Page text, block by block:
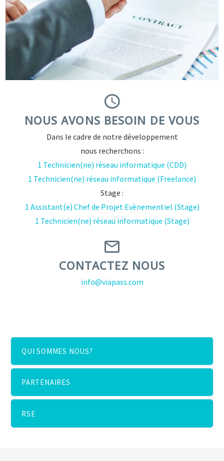


NOUS AVONS BESOIN DE VOUS
Dans le cadre de notre développement
nous recherchons :
1 Technicien(ne) réseau informatique (CDD)
1 Technicien(ne) réseau informatique (Freelance)
Stage :
1 Assistant(e) Chef de Projet Evènementiel (Stage)
1 Technicien(ne) réseau informatique (Stage)


CONTACTEZ NOUS
info@viapass.com
QUI SOMMES NOUS?
PARTENAIRES
RSE